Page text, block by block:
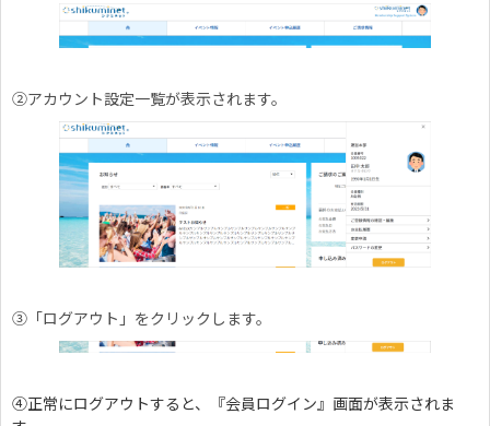
②アカウント設定一覧が表示されます。
③「ログアウト」をクリックします。
④正常にログアウトすると、『会員ログイン』画面が表示されま